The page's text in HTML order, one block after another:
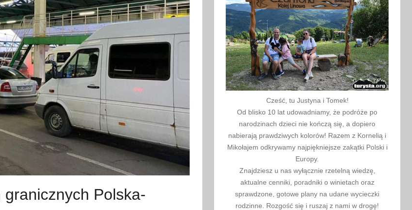
Polska-
Cześć, tu Justyna i Tomek!
Od blisko 10 lat udowadniamy, że podróże po
narodzinach dzieci nie kończą się, a dopiero
nabierają prawdziwych kolorów! Razem z Kornelią i
Mikołajem odkrywamy najpiękniejsze zakątki Polski i
Europy.
Znajdziesz u nas wyłącznie rzetelną wiedzę,
aktualne cenniki, poradniki o winietach oraz
sprawdzone, gotowe plany na udane wycieczki
rodzinne. Rozgość się i ruszaj z nami w drogę!